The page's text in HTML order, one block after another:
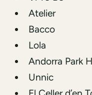
⁠Atelier
⁠⁠Bacco
Lola
Andorra Park
Unnic